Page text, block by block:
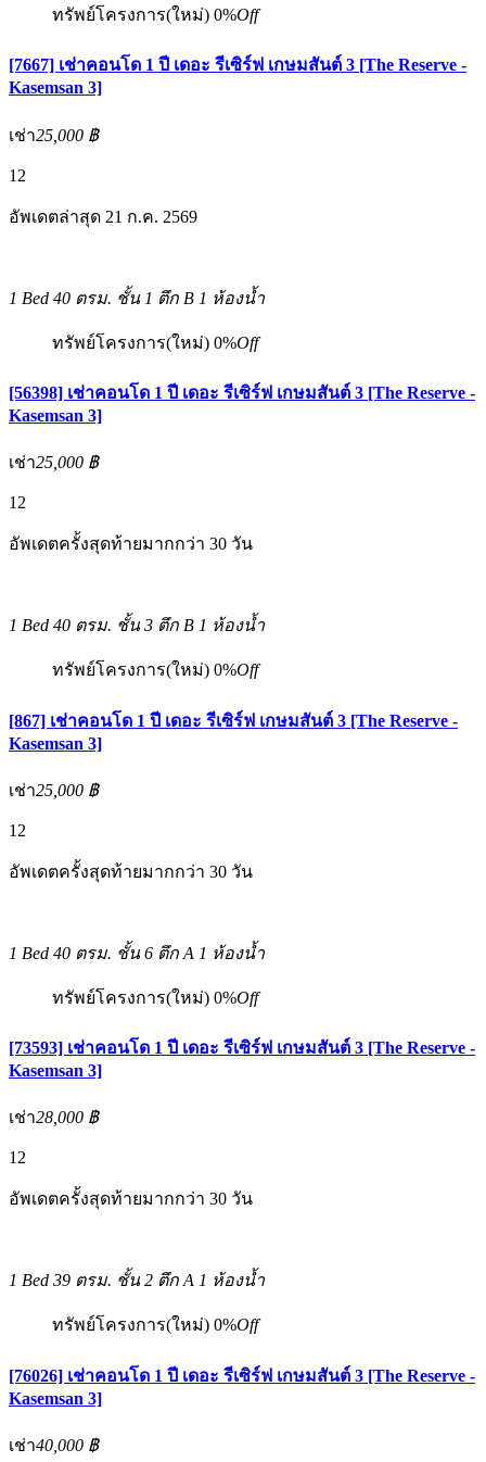
ทรัพย์โครงการ(ใหม่) 0%Off
[7667] เช่าคอนโด 1 ปี เดอะ รีเซิร์ฟ เกษมสันต์ 3 [The Reserve -
Kasemsan 3]
เช่า25,000 ฿
12
อัพเดตล่าสุด 21 ก.ค. 2569
1 Bed 40 ตรม. ชั้น 1 ตึก B 1 ห้องน้ำ
ทรัพย์โครงการ(ใหม่) 0%Off
[56398] เช่าคอนโด 1 ปี เดอะ รีเซิร์ฟ เกษมสันต์ 3 [The Reserve -
Kasemsan 3]
เช่า25,000 ฿
12
อัพเดตครั้งสุดท้ายมากกว่า 30 วัน
1 Bed 40 ตรม. ชั้น 3 ตึก B 1 ห้องน้ำ
ทรัพย์โครงการ(ใหม่) 0%Off
[867] เช่าคอนโด 1 ปี เดอะ รีเซิร์ฟ เกษมสันต์ 3 [The Reserve -
Kasemsan 3]
เช่า25,000 ฿
12
อัพเดตครั้งสุดท้ายมากกว่า 30 วัน
1 Bed 40 ตรม. ชั้น 6 ตึก A 1 ห้องน้ำ
ทรัพย์โครงการ(ใหม่) 0%Off
[73593] เช่าคอนโด 1 ปี เดอะ รีเซิร์ฟ เกษมสันต์ 3 [The Reserve -
Kasemsan 3]
เช่า28,000 ฿
12
อัพเดตครั้งสุดท้ายมากกว่า 30 วัน
1 Bed 39 ตรม. ชั้น 2 ตึก A 1 ห้องน้ำ
ทรัพย์โครงการ(ใหม่) 0%Off
[76026] เช่าคอนโด 1 ปี เดอะ รีเซิร์ฟ เกษมสันต์ 3 [The Reserve -
Kasemsan 3]
เช่า40,000 ฿